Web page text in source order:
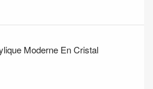
Moderne En Cristal